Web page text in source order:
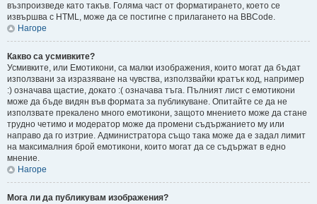
възпроизведе като такъв. Голяма част от форматирането, което се
извършва с HTML, може да се постигне с прилагането на BBCode.
Нагоре
Какво са усмивките?
Усмивките, или Емотикони, са малки изображения, които могат да бъдат
използвани за изразяване на чувства, използвайки кратък код, например
:) означава щастие, докато :( означава тъга. Пълният лист с емотикони
може да бъде видян във формата за публикуване. Опитайте се да не
използвате прекалено много емотикони, защото мнението може да стане
трудно четимо и модератор може да промени съдържанието му или
направо да го изтрие. Администратора също така може да е задал лимит
на максималния брой емотикони, които могат да се съдържат в едно
мнение.
Нагоре
Мога ли да публикувам изображения?